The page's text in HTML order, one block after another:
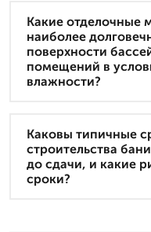
Какие отделочные
наиболее
поверхности
помещений в
влажности?
Каковы типичные
строительства
до сдачи, и какие
сроки?